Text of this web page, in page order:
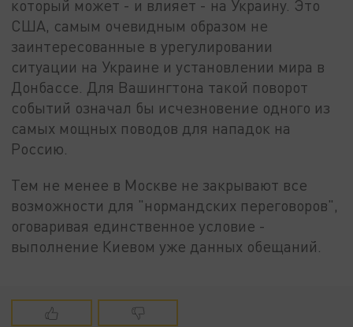
который может - и влияет - на Украину. Это
США, самым очевидным образом не
заинтересованные в урегулировании
ситуации на Украине и установлении мира в
Донбассе. Для Вашингтона такой поворот
событий означал бы исчезновение одного из
самых мощных поводов для нападок на
Россию.
Тем не менее в Москве не закрывают все
возможности для "нормандских переговоров",
оговаривая единственное условие -
выполнение Киевом уже данных обещаний.